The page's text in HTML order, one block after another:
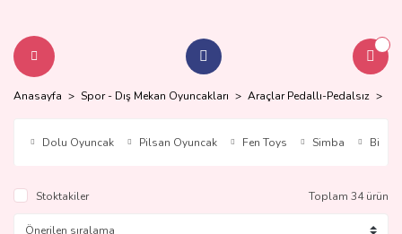
Anasayfa Spor - Dış Mekan Oyuncakları Araçlar Pedallı-Pedalsız
Dolu Oyuncak Pilsan Oyuncak Fen Toys Simba Birlik
Stoktakiler Toplam 34 ürün